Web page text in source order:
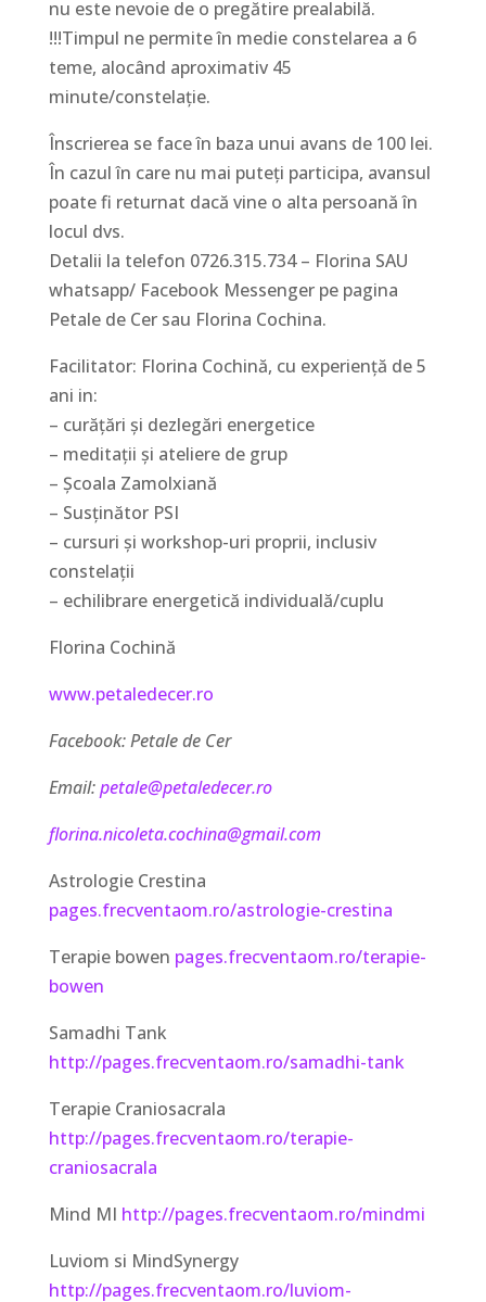
nu este nevoie de o pregătire prealabilă.
!!!Timpul ne permite în medie constelarea a 6
teme, alocând aproximativ 45
minute/constelație.
Înscrierea se face în baza unui avans de 100 lei.
În cazul în care nu mai puteți participa, avansul
poate fi returnat dacă vine o alta persoană în
locul dvs.
Detalii la telefon 0726.315.734 – Florina SAU
whatsapp/ Facebook Messenger pe pagina
Petale de Cer sau Florina Cochina.
Facilitator: Florina Cochină, cu experiență de 5
ani in:
– curățări și dezlegări energetice
– meditații și ateliere de grup
– Școala Zamolxiană
– Susținător PSI
– cursuri și workshop-uri proprii, inclusiv
constelații
– echilibrare energetică individuală/cuplu
Florina Cochină
www.petaledecer.ro
Facebook: Petale de Cer
Email:petale@petaledecer.ro
florina.nicoleta.cochina@gmail.com
Astrologie Crestina
pages.frecventaom.ro/astrologie-crestina
Terapie bowen pages.frecventaom.ro/terapie-
bowen
Samadhi Tank
http://pages.frecventaom.ro/samadhi-tank
Terapie Craniosacrala
http://pages.frecventaom.ro/terapie-
craniosacrala
Mind MI http://pages.frecventaom.ro/mindmi
Luviom si MindSynergy
http://pages.frecventaom.ro/luviom-